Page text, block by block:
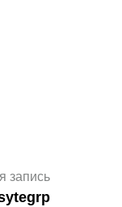
запись